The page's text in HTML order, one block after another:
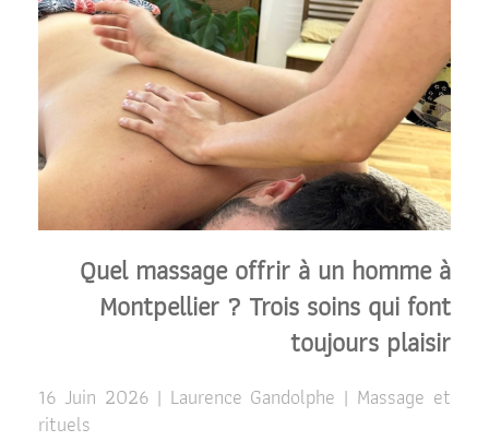
Quel massage offrir à un homme à
Montpellier ? Trois soins qui font
toujours plaisir
16 Juin 2026 | Laurence Gandolphe | Massage et
rituels